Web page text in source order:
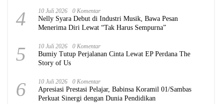
4 10 Juli 2026 0 Komentar
Nelly Syara Debut di Industri Musik, Bawa Pesan
Menerima Diri Lewat “Tak Harus Sempurna”
5 10 Juli 2026 0 Komentar
Bumiy Tutup Perjalanan Cinta Lewat EP Perdana The
Story of Us
6 10 Juli 2026 0 Komentar
Apresiasi Prestasi Pelajar, Babinsa Koramil 01/Sambas
Perkuat Sinergi dengan Dunia Pendidikan